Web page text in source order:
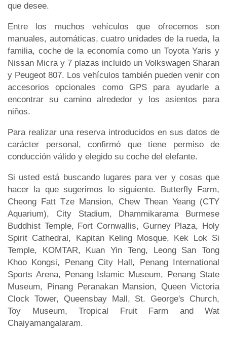
que desee.
Entre los muchos vehículos que ofrecemos son
manuales, automáticas, cuatro unidades de la rueda, la
familia, coche de la economía como un Toyota Yaris y
Nissan Micra y 7 plazas incluido un Volkswagen Sharan
y Peugeot 807. Los vehículos también pueden venir con
accesorios opcionales como GPS para ayudarle a
encontrar su camino alrededor y los asientos para
niños.
Para realizar una reserva introducidos en sus datos de
carácter personal, confirmó que tiene permiso de
conducción válido y elegido su coche del elefante.
Si usted está buscando lugares para ver y cosas que
hacer la que sugerimos lo siguiente. Butterfly Farm,
Cheong Fatt Tze Mansion, Chew Thean Yeang (CTY
Aquarium), City Stadium, Dhammikarama Burmese
Buddhist Temple, Fort Cornwallis, Gurney Plaza, Holy
Spirit Cathedral, Kapitan Keling Mosque, Kek Lok Si
Temple, KOMTAR, Kuan Yin Teng, Leong San Tong
Khoo Kongsi, Penang City Hall, Penang International
Sports Arena, Penang Islamic Museum, Penang State
Museum, Pinang Peranakan Mansion, Queen Victoria
Clock Tower, Queensbay Mall, St. George's Church,
Toy Museum, Tropical Fruit Farm and Wat
Chaiyamangalaram.